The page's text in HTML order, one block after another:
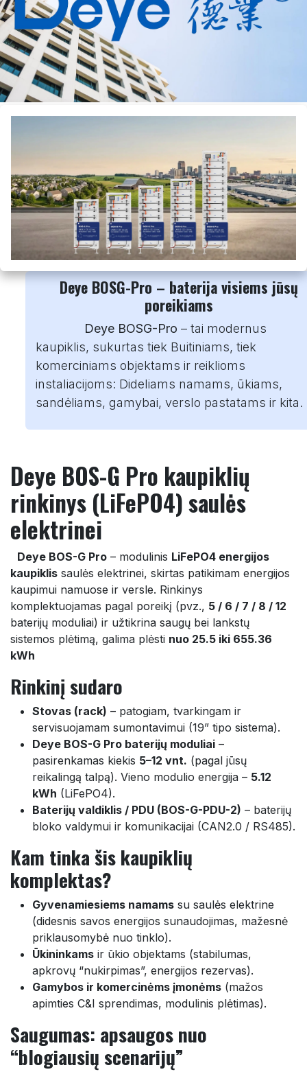
Deye BOSG-Pro – baterija visiems jūsų
poreikiams
Deye BOSG-Pro – tai modernus
kaupiklis, sukurtas tiek Buitiniams, tiek
komerciniams objektams ir reiklioms
instaliacijoms: Dideliams namams, ūkiams,
sandėliams, gamybai, verslo pastatams ir kita.
Deye BOS-G Pro kaupiklių
rinkinys (LiFePO4) saulės
elektrinei
​Deye BOS-G Pro – modulinis LiFePO4 energijos
kaupiklis saulės elektrinei, skirtas patikimam energijos
kaupimui namuose ir versle. Rinkinys
komplektuojamas pagal poreikį (pvz., 5 / 6 / 7 / 8 / 12
baterijų moduliai) ir užtikrina saugų bei lankstų
sistemos plėtimą, galima plėsti nuo 25.5 iki 655.36
kWh
Rinkinį sudaro
Stovas (rack) – patogiam, tvarkingam ir
servisuojamam sumontavimui (19” tipo sistema).
Deye BOS-G Pro baterijų moduliai –
pasirenkamas kiekis 5–12 vnt. (pagal jūsų
reikalingą talpą). Vieno modulio energija – 5.12
kWh (LiFePO4).
Baterijų valdiklis / PDU (BOS-G-PDU-2) – baterijų
bloko valdymui ir komunikacijai (CAN2.0 / RS485).
Kam tinka šis kaupiklių
komplektas?
Gyvenamiesiems namams su saulės elektrine
(didesnis savos energijos sunaudojimas, mažesnė
priklausomybė nuo tinklo).
Ūkininkams ir ūkio objektams (stabilumas,
apkrovų “nukirpimas”, energijos rezervas).
Gamybos ir komercinėms įmonėms (mažos
apimties C&I sprendimas, modulinis plėtimas).
Saugumas: apsaugos nuo
“blogiausių scenarijų”